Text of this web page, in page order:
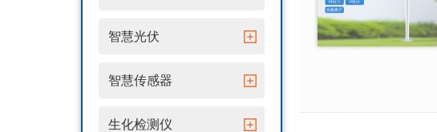
智慧光伏
智慧传感器
生化检测仪